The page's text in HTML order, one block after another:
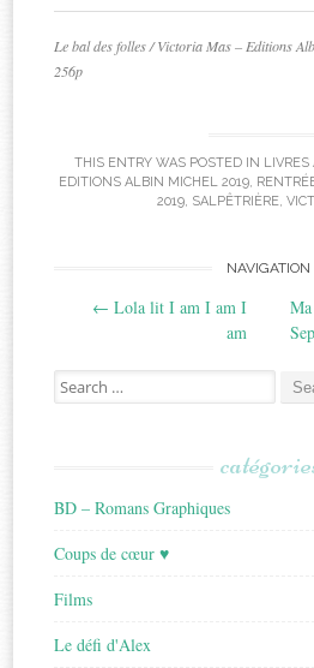
Le bal des folles / Victoria Mas – Editions
256p
THIS ENTRY WAS POSTED IN LIVRES
EDITIONS ALBIN MICHEL 2019,
2019, SALPÊTRIÈRE,
NAVIGATION
← Lola lit I am I am I
am
Search
for:
BD – Romans Graphiques
Coups de cœur ♥
Films
Le défi d'Alex